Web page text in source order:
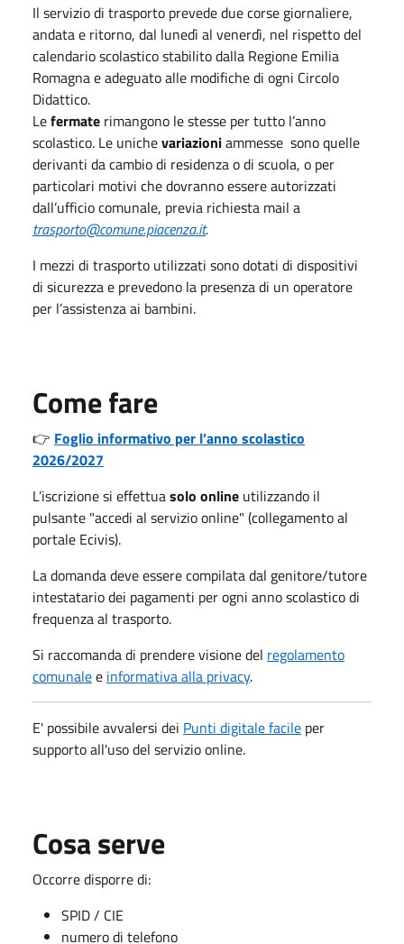
Il servizio di trasporto prevede due corse giornaliere,
andata e ritorno, dal lunedì al venerdì, nel rispetto del
calendario scolastico stabilito dalla Regione Emilia
Romagna e adeguato alle modifiche di ogni Circolo
Didattico.
Lefermate rimangono le stesse per tutto l’anno
scolastico. Le unichevariazioniammesse sono quelle
derivanti da cambio di residenza o di scuola, o per
particolari motivi che dovranno essere autorizzati
dall’ufficio comunale, previa richiesta mail a
trasporto@comune.piacenza.it.
I mezzi di trasporto utilizzati sono dotati di dispositivi
di sicurezza e prevedono la presenza di un operatore
per l’assistenza ai bambini.
Come fare
👉 Foglio informativo per l’anno scolastico
2026/2027
L’iscrizione si effettuasolo online utilizzando il
pulsante "accedi al servizio online" (collegamento al
portale Ecivis).
La domanda deve essere compilata dal genitore/tutore
intestatario dei pagamenti per ogni anno scolastico di
frequenza al trasporto.
Si raccomanda di prendere visione del regolamento
comunalee informativa alla privacy.
E' possibile avvalersi dei Punti digitale facile per
supporto all'uso del servizio online.
Cosa serve
Occorre disporre di:
SPID / CIE
numero di telefono